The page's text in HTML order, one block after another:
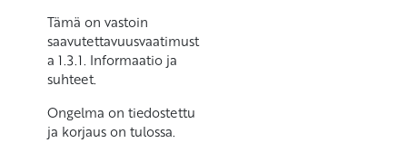
Tämä on vastoin
saavutettavuusvaatimust
a 1.3.1. Informaatio ja
suhteet.
Ongelma on tiedostettu
ja korjaus on tulossa.